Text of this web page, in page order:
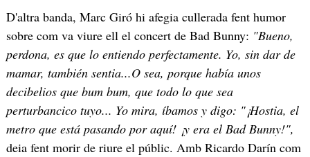
D'altra banda, Marc Giró hi afegia cullerada fent humor
sobre com va viure ell el concert de Bad Bunny: "Bueno,
perdona, es que lo entiendo perfectamente. Yo, sin dar de
mamar, también sentia...O sea, porque había unos
decibelios que bum bum, que todo lo que sea
perturbancico tuyo... Yo mira, íbamos y digo: "¡Hostia, el
metro que está pasando por aquí! ¡y era el Bad Bunny!",
deia fent morir de riure el públic. Amb Ricardo Darín com